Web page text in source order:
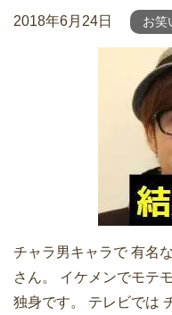
2018年6月24日 お笑
チャラ男キャラで 有名
さん。 イケメンでモテ
独身です。 テレビでは